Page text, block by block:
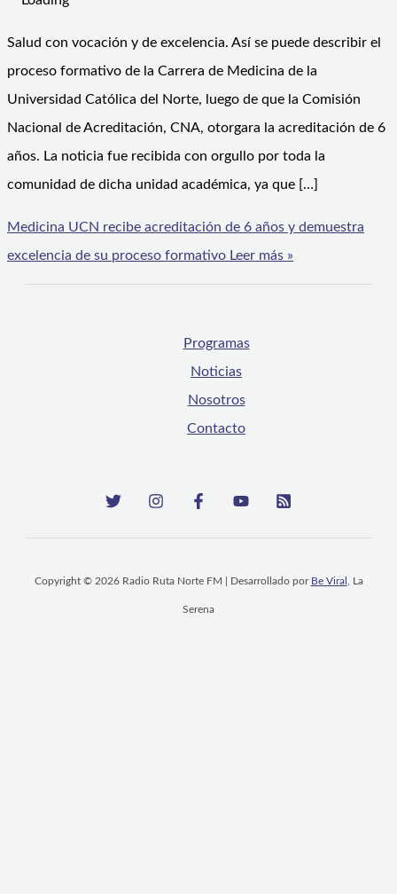
Salud con vocación y de excelencia. Así se puede describir el
proceso formativo de la Carrera de Medicina de la
Universidad Católica del Norte, luego de que la Comisión
Nacional de Acreditación, CNA, otorgara la acreditación de 6
años. La noticia fue recibida con orgullo por toda la
comunidad de dicha unidad académica, ya que […]
Medicina UCN recibe acreditación de 6 años y demuestra
excelencia de su proceso formativo Leer más »
Programas
Noticias
Nosotros
Contacto
Copyright © 2026 Radio Ruta Norte FM | Desarrollado por Be Viral , La
Serena